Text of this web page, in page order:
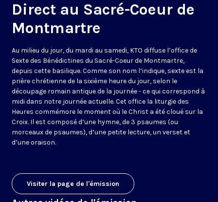
Direct au Sacré-Coeur de
Montmartre
Au milieu du jour, du mardi au samedi, KTO diffuse l’office de
Sexte des Bénédictines du Sacré-Coeur de Montmartre,
depuis cette basilique. Comme son nom l’indique, sexte est la
prière chrétienne de la sixième heure du jour, selon le
découpage romain antique de la journée - ce qui correspond à
midi dans notre journée actuelle. Cet office la liturgie des
Heures commémore le moment où le Christ a été cloué sur la
Croix. Il est composé d’une hymne, de 3 psaumes (ou
morceaux de psaumes), d’une petite lecture, un verset et
d’une oraison.
Visiter la page de l'émission